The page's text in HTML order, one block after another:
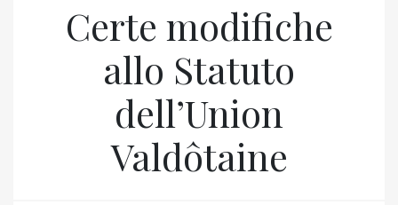
Certe modifiche
allo Statuto
dell’Union
Valdôtaine